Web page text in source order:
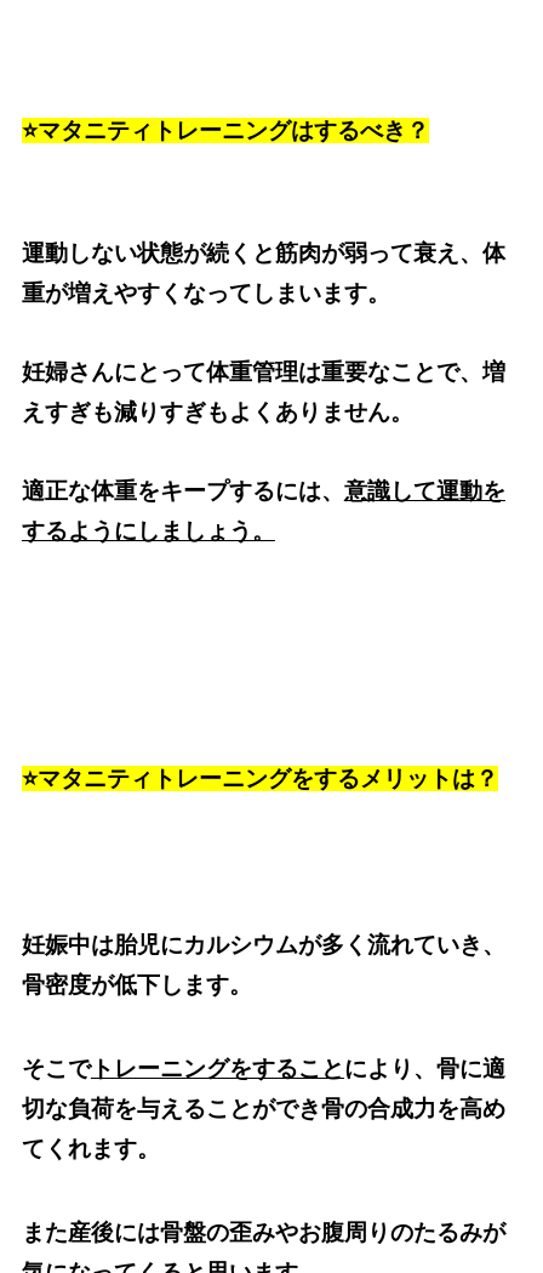
⭐️マタニティトレーニングはするべき？
運動しない状態が続くと筋肉が弱って衰え、体
重が増えやすくなってしまいます。
妊婦さんにとって体重管理は重要なことで、増
えすぎも減りすぎもよくありません。
適正な体重をキープするには、 意識して運動を
するようにしましょう。
⭐️マタニティトレーニングをするメリットは？
妊娠中は胎児にカルシウムが多く流れていき、
骨密度が低下します。
そこでトレーニングをすることにより、骨に適
切な負荷を与えることができ骨の合成力を高め
てくれます。
また産後には骨盤の歪みやお腹周りのたるみが